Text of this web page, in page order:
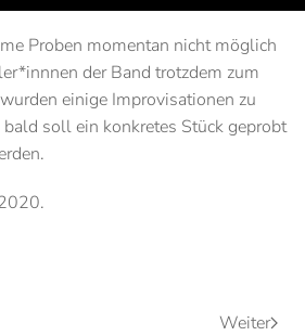
Proben momentan nicht möglich
der Band trotzdem zum
einige Improvisationen zu
soll ein konkretes Stück geprobt
.
Weiter